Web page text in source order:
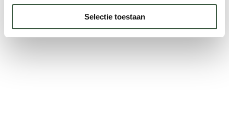
Selectie toestaan